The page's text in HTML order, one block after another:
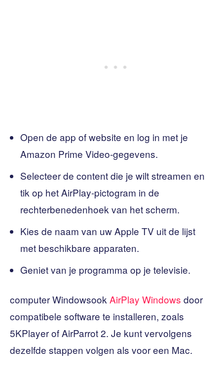
Open de app of website en log in met je
Amazon Prime Video-gegevens.
Selecteer de content die je wilt streamen en
tik op het AirPlay-pictogram in de
rechterbenedenhoek van het scherm.
Kies de naam van uw Apple TV uit de lijst
met beschikbare apparaten.
Geniet van je programma op je televisie.
computer Windowsook AirPlay Windows door
compatibele software te installeren, zoals
5KPlayer of AirParrot 2. Je kunt vervolgens
dezelfde stappen volgen als voor een Mac.